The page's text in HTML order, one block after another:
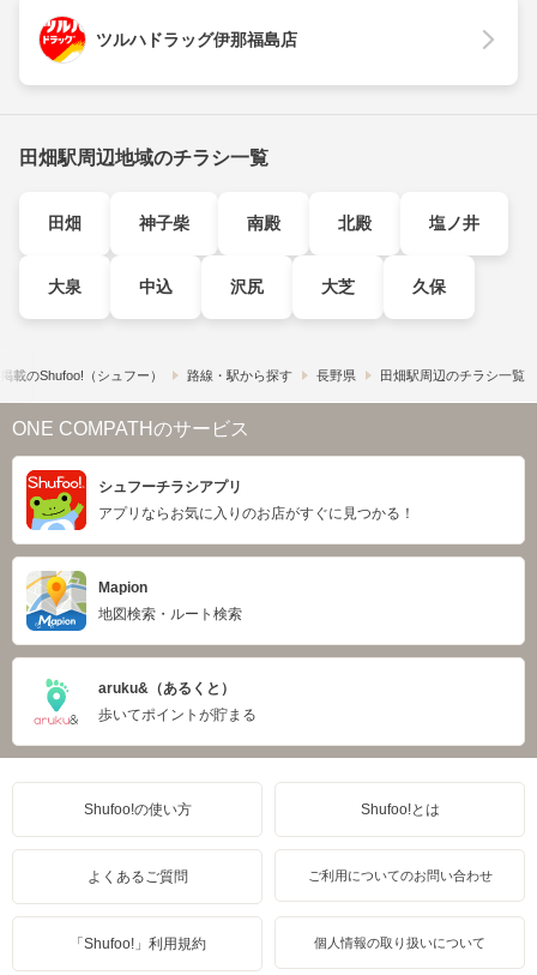
ツルハドラッグ伊那福島店
田畑駅周辺地域のチラシ一覧
田畑 神子柴 南殿 北殿 塩ノ井
大泉 中込 沢尻 大芝 久保
載の​Shufoo!​（シュフー） 路線・駅から探す 長野県 田畑駅周辺のチラシ一覧
ONE COMPATHのサービス
シュフーチラシアプリ
アプリならお気に入りのお店がすぐに見つかる！
Mapion
地図検索・ルート検索
aruku&（あるくと）
歩いてポイントが貯まる
Shufoo!の使い方 Shufoo!とは
よくあるご質問 ご利用についてのお問い合わせ
「Shufoo!」利用規約 個人情報の取り扱いについて